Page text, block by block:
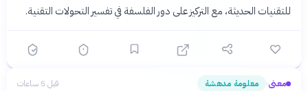
للتقنيات الحديثة، مع التركيز على دور الفلسفة في تفسير التحولات التقنية.
معنى› معلومة مدهشة قبل 5 ساعات